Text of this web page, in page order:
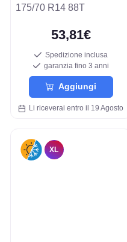
175/70 R14 88T
53,81€
Spedizione inclusa
garanzia fino 3 anni
Aggiungi
Li riceverai entro il 19 Agosto
XL